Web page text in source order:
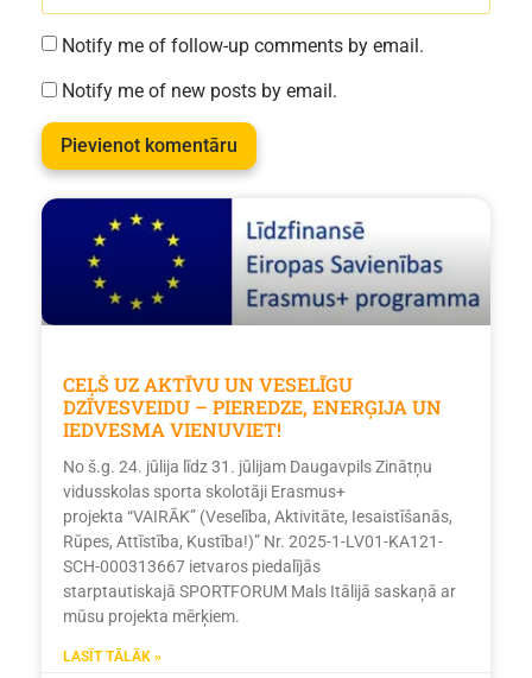
Notify me of follow-up comments by email.
Notify me of new posts by email.
CEĻŠ UZ AKTĪVU UN VESELĪGU
DZĪVESVEIDU – PIEREDZE, ENERĢIJA UN
IEDVESMA VIENUVIET!
No š.g. 24. jūlija līdz 31. jūlijam Daugavpils Zinātņu
vidusskolas sporta skolotāji Erasmus+
projekta “VAIRĀK” (Veselība, Aktivitāte, Iesaistīšanās,
Rūpes, Attīstība, Kustība!)” Nr. 2025-1-LV01-KA121-
SCH-000313667 ietvaros piedalījās
starptautiskajā SPORTFORUM Mals Itālijā saskaņā ar
mūsu projekta mērķiem.
LASĪT TĀLĀK »